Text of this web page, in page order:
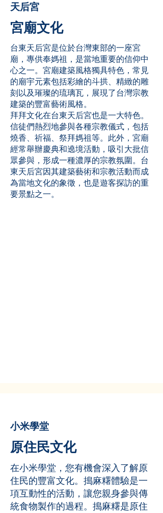
天后宮
宮廟文化
台東天后宮是位於台灣東部的一座宮
廟，專供奉媽祖，是當地重要的信仰中
心之一。宮廟建築風格獨具特色，常見
的廟宇元素包括彩繪的斗拱、精緻的雕
刻以及璀璨的琉璃瓦，展現了台灣宗教
建築的豐富藝術風格。
拜拜文化在台東天后宮也是一大特色。
信徒們熱烈地參與各種宗教儀式，包括
燒香、祈福、祭拜媽祖等。此外，宮廟
經常舉辦慶典和遶境活動，吸引大批信
眾參與，形成一種濃厚的宗教氛圍。台
東天后宮因其建築藝術和宗教活動而成
為當地文化的象徵，也是遊客探訪的重
要景點之一。
小米學堂
原住民文化
在小米學堂，您有機會深入了解原
住民的豐富文化。搗麻糬體驗是一
項互動性的活動，讓您親身參與傳
統食物製作的過程。搗麻糬是原住